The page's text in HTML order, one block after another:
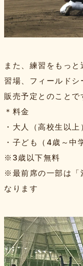
また、練習をもっ
習場、フィールド
販売予定とのことで
＊料金
・大人（高校生以
・子ども（4歳～中
※3歳以下無料
※最前席の一部は「
なります